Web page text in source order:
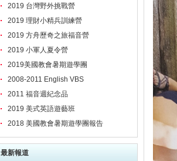
2019 台灣野外挑戰營
2019 理財小精兵訓練營
2019 方舟歷奇之旅福音營
2019 小軍人夏令營
2019美國教會暑期遊學團
2008-2011 English VBS
2011 福音週紀念品
2019 美式英語遊藝班
2018 美國教會暑期遊學團報告
最新報道